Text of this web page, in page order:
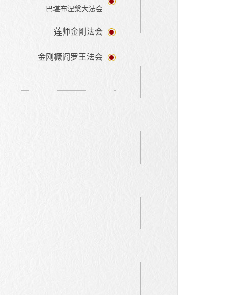
巴堪布涅槃大法会
莲师金刚法会
金刚橛阎罗王法会